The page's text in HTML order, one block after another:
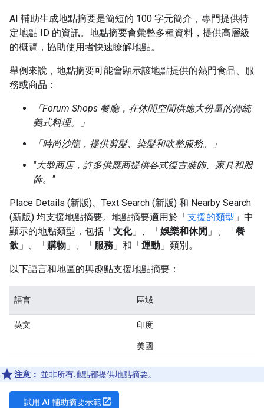
AI 輔助生成地點摘要是簡短的 100 字元簡介，專門提供特
定地點 ID 的資訊。地點摘要會彙整多種資料，提供高層級
的概覽，協助使用者快速瞭解地點。
舉例來說，地點摘要可能會顯示該地點提供的熱門食品、服
務或商品：
「Forum Shops 餐廳，在休閒空間供應大份量的傳統
義式料理。」
「時尚沙龍，提供剪髮、染髮和吹整服務。」
"大型商店，許多供應商提供各式復古裝飾、家具和服
飾。"
Place Details (新版)、Text Search (新版) 和 Nearby Search
(新版) 均支援地點摘要。地點摘要適用於「支援的類型 」中
顯示的地點類型，包括「文化」、「娛樂和休閒 」、「餐
飲 」、「購物 」、「服務 」和「運動 」類別。
以下語言和地區的興趣點支援地點摘要：
語言 區域
英文 印度
美國
注意： 並非所有地點都提供地點摘要。
試用 AI 輔助摘要示範open_in_new